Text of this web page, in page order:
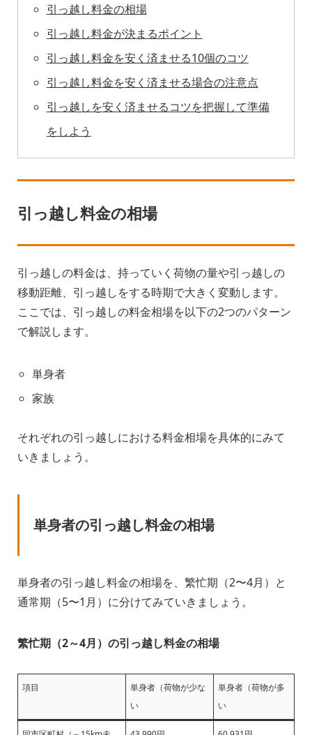
引っ越し料金の相場
引っ越し料金が決まるポイント
引っ越し料金を安く済ませる10個のコツ
引っ越し料金を安く済ませる場合の注意点
引っ越しを安く済ませるコツを把握して準備
をしよう
引っ越し料金の相場
引っ越しの料金は、持っていく荷物の量や引っ越しの
移動距離、引っ越しをする時期で大きく変動します。
ここでは、引っ越しの料金相場を以下の2つのパターン
で解説します。
単身者
家族
それぞれの引っ越しにおける料金相場を具体的にみて
いきましょう。
単身者の引っ越し料金の相場
単身者の引っ越し料金の相場を、繁忙期（2〜4月）と
通常期（5〜1月）に分けてみていきましょう。
繁忙期（2～4月）の引っ越し料金の相場
項目
単身者（荷物が少な
い
単身者（荷物が多
い